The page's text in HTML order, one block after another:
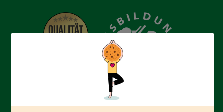
Erfolgreich bewerben mit Ausbildungspark: Wir
begleiten dich Schritt für Schritt bei deinem Start in den